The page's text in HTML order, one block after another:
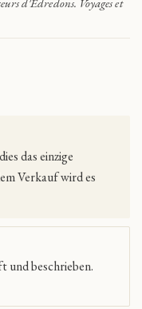
das einzige
Verkauf wird es
und beschrieben.